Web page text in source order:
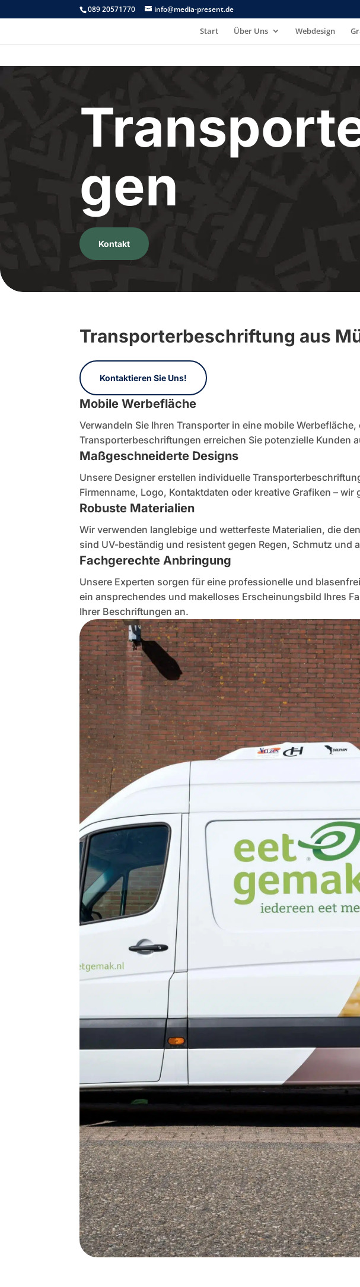
089 20571770 info@media-present.de
Start Über Uns Webdesign
gen
Kontakt
Transporterbeschriftung aus
Kontaktieren Sie Uns!
Mobile Werbefläche
Verwandeln Sie Ihren Transporter in eine mobile
Transporterbeschriftungen erreichen Sie potenzielle Kunden
Maßgeschneiderte Designs
Unsere Designer erstellen individuelle
Firmenname, Logo, Kontaktdaten oder kreative Grafiken –
Robuste Materialien
Wir verwenden langlebige und wetterfeste Materialien, die
sind UV-beständig und resistent gegen Regen, Schmutz
FachgerechteAnbringung
Unsere Experten sorgen für eine professionelle und
ein ansprechendes und makelloses Erscheinungsbild Ihres
Ihrer Beschriftungen an.